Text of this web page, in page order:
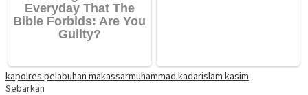
kapolres pelabuhan makassarmuhammad kadarislam kasim
Sebarkan